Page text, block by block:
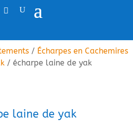
/ Écharpes en Cachemires
/ écharpe laine de yak
laine de yak